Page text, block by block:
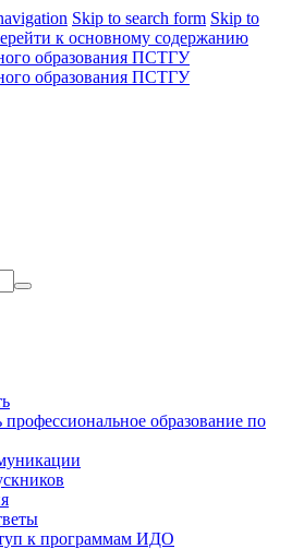
Skip to search form Skip to
к основному содержанию
образование по
к программам ИДО